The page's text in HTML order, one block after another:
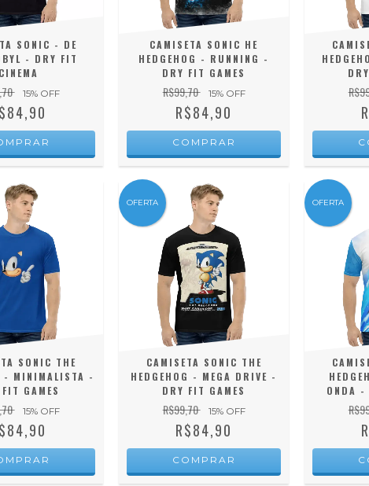
SONIC - DE
- DRY FIT
CINEMA
15% OFF
CAMISETA SONIC HE
HEDGEHOG - RUNNING -
DRY FIT GAMES
R$99,70 15% OFF
R$84,90
COMPRAR
SONIC THE
- MINIMALISTA -
GAMES
15% OFF
OFERTA
CAMISETA SONIC THE
HEDGEHOG - MEGA DRIVE -
DRY FIT GAMES
R$99,70 15% OFF
R$84,90
COMPRAR
OFERTA
ONDA -